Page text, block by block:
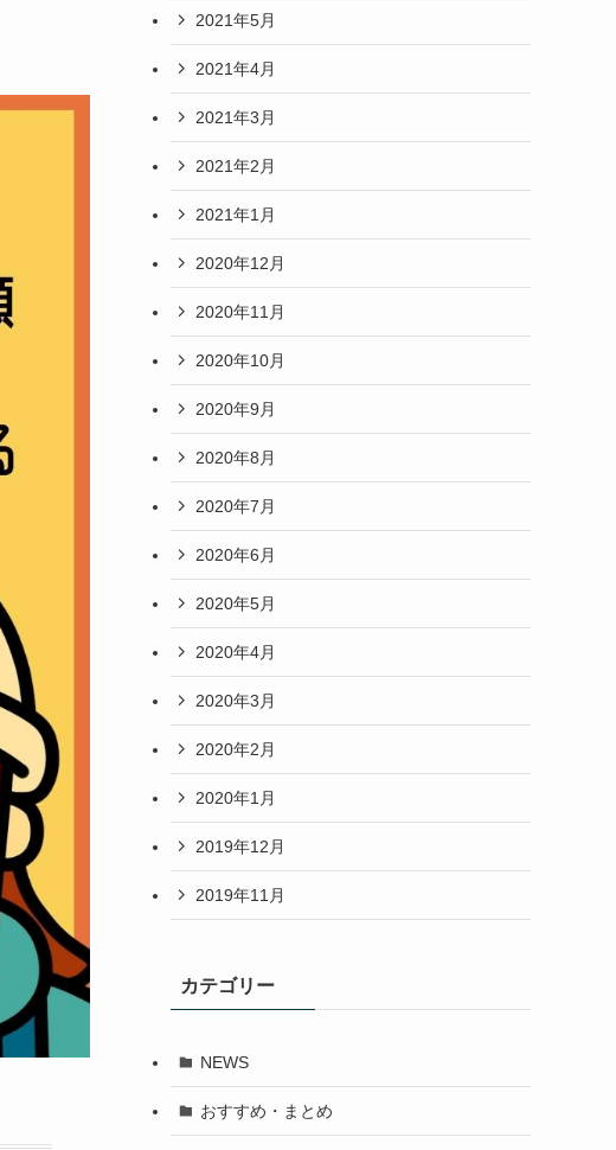
2021年5月
2021年4月
2021年3月
2021年2月
2021年1月
2020年12月
2020年11月
2020年10月
2020年9月
2020年8月
2020年7月
2020年6月
2020年5月
2020年4月
2020年3月
2020年2月
2020年1月
2019年12月
2019年11月
カテゴリー
NEWS
おすすめ・まとめ